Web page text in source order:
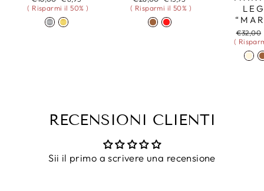
di
listino
scontato
( Risparmi il 50% )
di
listino
scontato
( Risparmi il 50% )
Prezzo
di
listino
€32,00
(
RECENSIONI CLIENTI
Sii il primo a scrivere una recensione